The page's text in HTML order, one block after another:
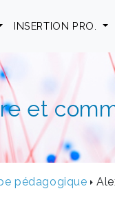
INSERTION PRO.
et
pédagogique